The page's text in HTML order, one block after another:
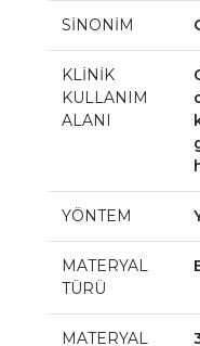
SİNONİM
KLİNİK
KULLANIM
ALANI
YÖNTEM
MATERYAL
TÜRÜ
MATERYAL